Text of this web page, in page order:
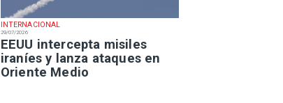
INTERNACIONAL
29/07/2026
EEUU intercepta misiles
iraníes y lanza ataques en
Oriente Medio